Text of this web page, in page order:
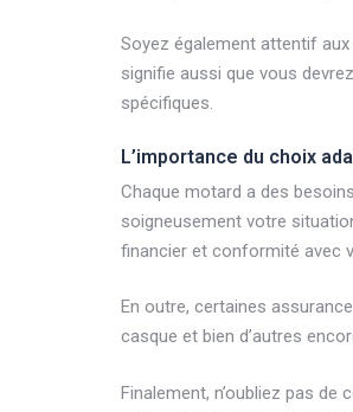
Soyez également attentif
signifie aussi que vous
spécifiques.
L’importance du choix
Chaque motard a des
soigneusement votre
financier et conformité avec
En outre, certaines
casque et bien d’autres
Finalement, n’oubliez pas